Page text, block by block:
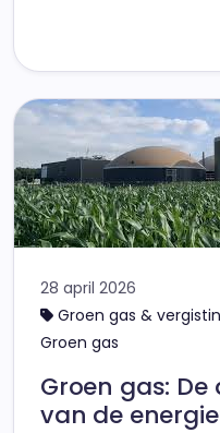
28 april 2026
Groen gas &
Groen gas
Groen gas:
van de